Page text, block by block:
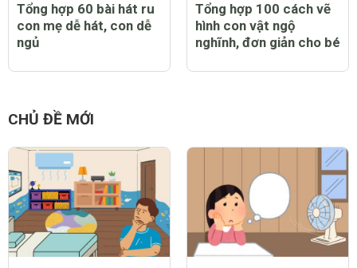
Tổng hợp 60 bài hát ru
con mẹ dễ hát, con dễ
ngủ
Tổng hợp 100 cách vẽ
hình con vật ngộ
nghĩnh, đơn giản cho bé
CHỦ ĐỀ MỚI